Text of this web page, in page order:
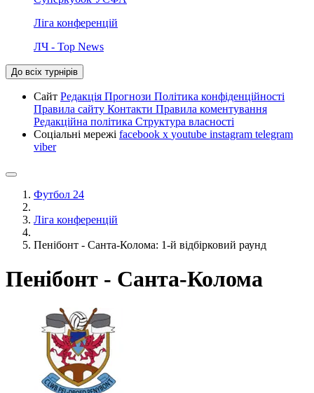
Ліга конференцій
ЛЧ - Top News
До всіх турнірів
Сайт Редакція Прогнози Політика конфіденційності
Правила сайту Контакти Правила коментування
Редакційна політика Структура власності
Соціальні мережі facebook x youtube instagram telegram
viber
Футбол 24
Ліга конференцій
Пенібонт - Санта-Колома: 1-й відбірковий раунд
Пенібонт - Санта-Колома